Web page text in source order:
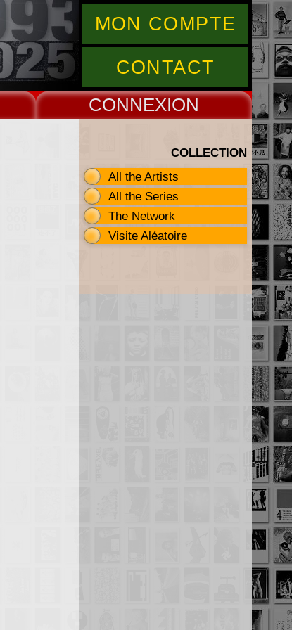
MON COMPTE
CONTACT
CONNEX
COLLECTION
All the Artists
All the Series
The Network
Visite Aléatoire